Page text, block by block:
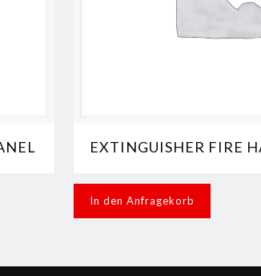
EXTINGUISHER FIRE
In den Anfragekorb